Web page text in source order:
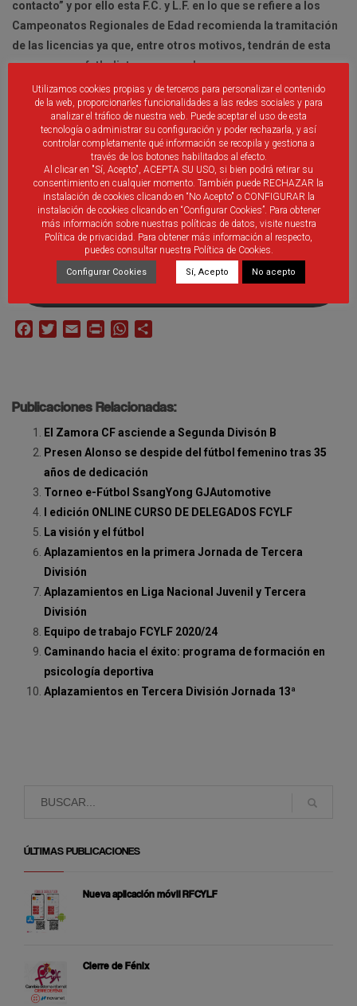
contacto” y por ello esta F.C. y L.F. en lo que se refiere a los
Campeonatos Regionales de Edad recomienda la tramitación
de las licencias ya que, entre otros motivos, tendrán de esta
manera a sus futbolistas asegurados.
Agradecemos que lean por
completo la ampliación de
esta información de vital
importancia contenida en el
anexo a la Circular 24. Gracias.
DOCUMENTO COMPLETO anexo CIRCULAR 24
FCYLF
FacebookTwitterEmail Print WhatsApp
Publicaciones Relacionadas:
El Zamora CF asciende a Segunda Divisón B
Presen Alonso se despide del fútbol femenino tras 35
años de dedicación
Torneo e-Fútbol SsangYong GJAutomotive
I edición ONLINE CURSO DE DELEGADOS FCYLF
La visión y el fútbol
Aplazamientos en la primera Jornada de Tercera
División
Aplazamientos en Liga Nacional Juvenil y Tercera
División
Equipo de trabajo FCYLF 2020/24
Caminando hacia el éxito: programa de formación en
psicología deportiva
Aplazamientos en Tercera División Jornada 13ª
ÚLTIMAS PUBLICACIONES
Nueva aplicación móvil RFCYLF
Cierre de Fénix
Utilizamos cookies propias y de terceros para personalizar el contenido
de la web, proporcionarles funcionalidades a las redes sociales y para
analizar el tráfico de nuestra web. Puede aceptar el uso de esta
tecnología o administrar su configuración y poder rechazarla, y así
controlar completamente qué información se recopila y gestiona a
través de los botones habilitados al efecto.
Al clicar en "Sí, Acepto", ACEPTA SU USO, si bien podrá retirar su
consentimiento en cualquier momento. También puede RECHAZAR la
instalación de cookies clicando en “No Acepto" o CONFIGURAR la
instalación de cookies clicando en “Configurar Cookies”. Para obtener
más información sobre nuestras políticas de datos, visite nuestra
Política de privacidad. Para obtener más información al respecto,
puedes consultar nuestra Política de Cookies.
Configurar Cookies Sí, Acepto No acepto